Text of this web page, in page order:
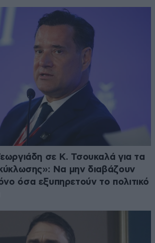
σε Κ. Τσουκαλά για τα
Να μην διαβάζουν
όσα εξυπηρετούν το πολιτικό